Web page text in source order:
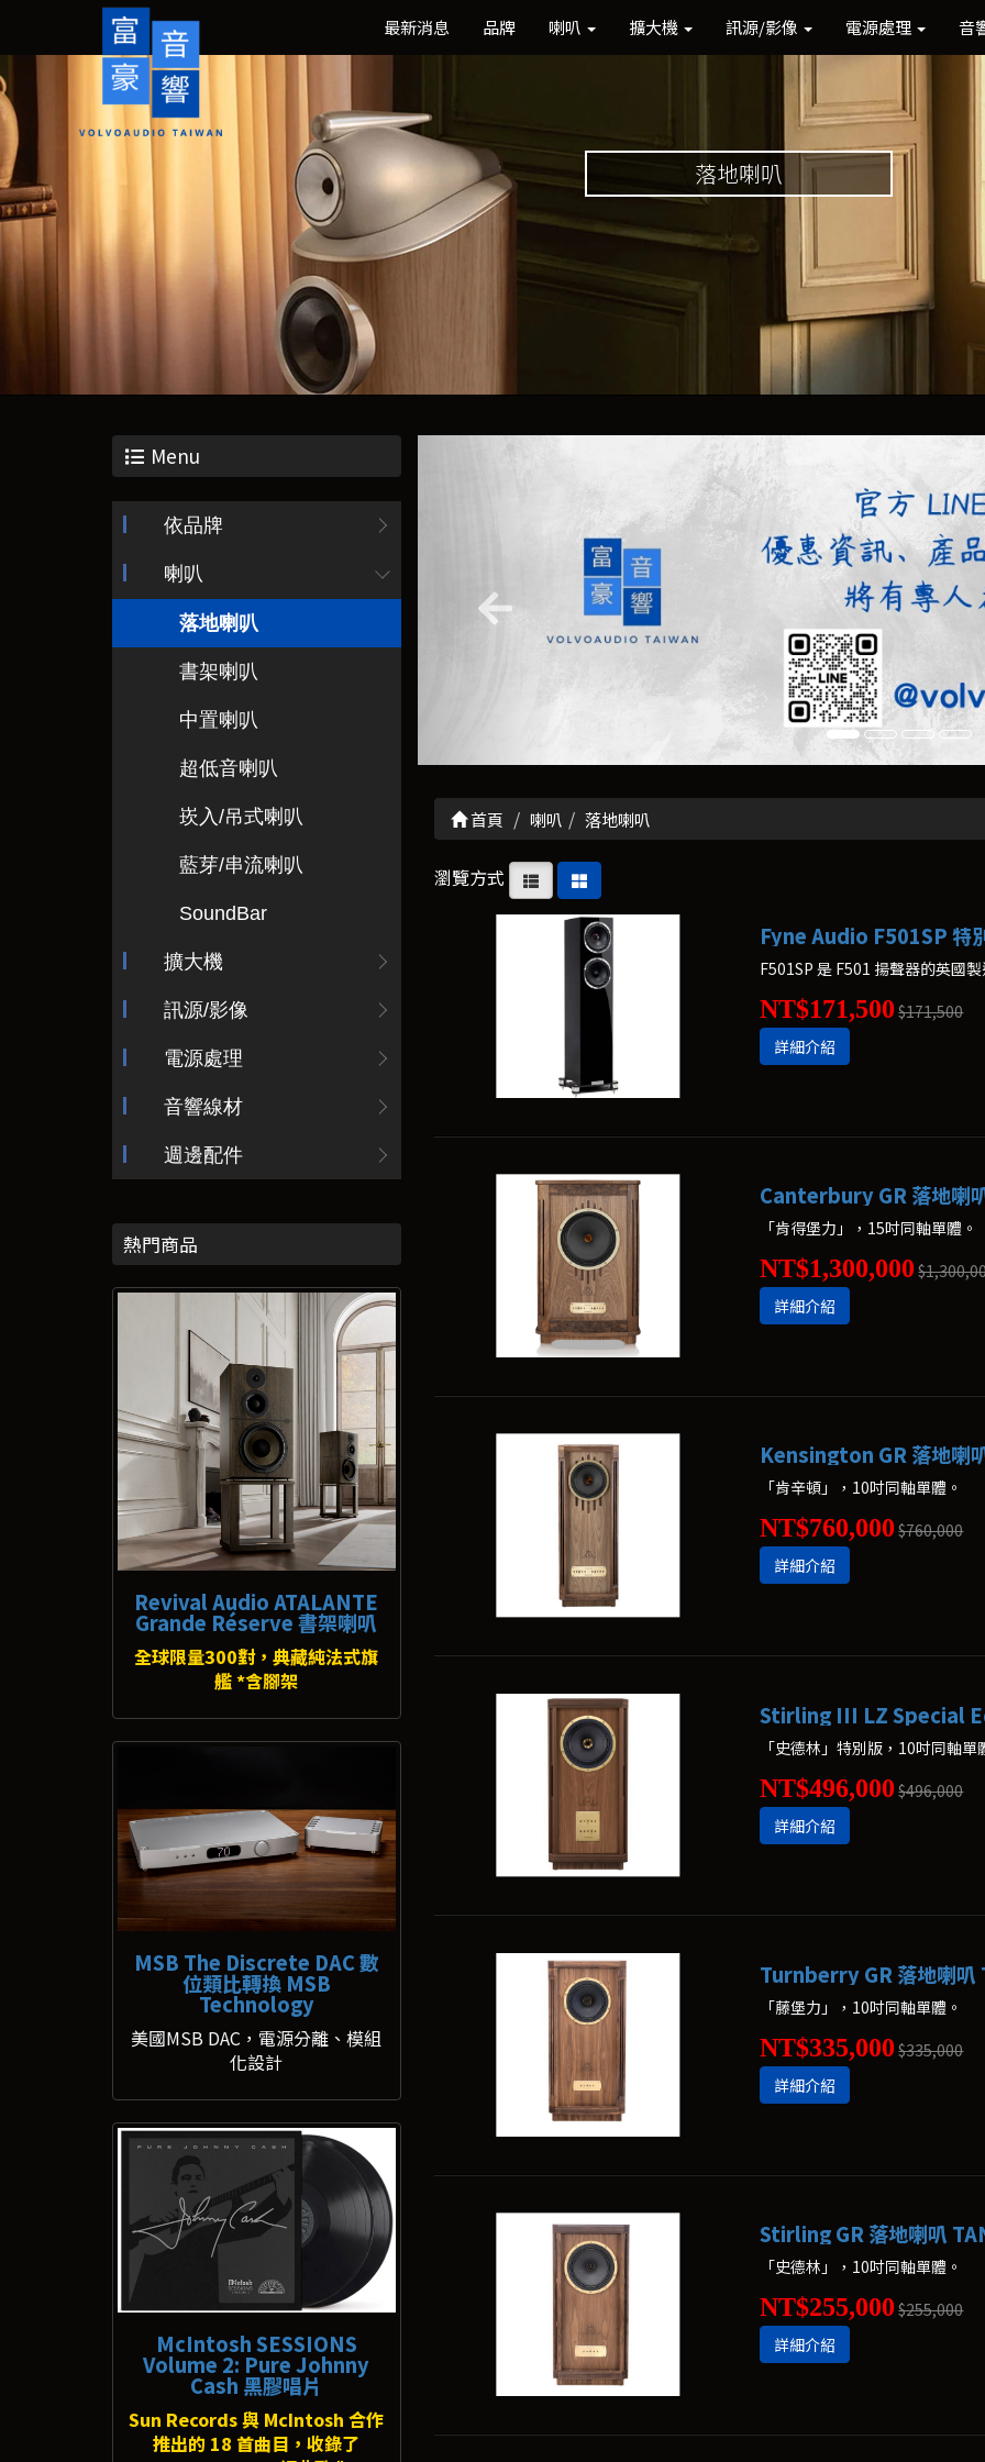
最新消息 品牌 喇叭 擴大機 訊源/影像 電源處理 音
落地喇叭
Menu
依品牌
喇叭
落地喇叭
書架喇叭
中置喇叭
超低音喇叭
崁入/吊式喇叭
藍芽/串流喇叭
SoundBar
擴大機
訊源/影像
電源處理
音響線材
週邊配件
熱門商品
Revival Audio ATALANTE
Grande Réserve 書架喇叭
全球限量300對，典藏純法式旗
艦 *含腳架
MSB The Discrete DAC 數
位類比轉換 MSB
Technology
美國MSB DAC，電源分離、模組
化設計
McIntosh SESSIONS
Volume 2: Pure Johnny
Cash 黑膠唱片
Sun Records 與 McIntosh 合作
推出的 18 首曲目，收錄了
首頁 喇叭 落地喇叭
瀏覽方式
Fyne Audio F501SP 特
NT$171,500 $171,500
詳細介紹
Canterbury GR 落地喇
「肯得堡力」，15吋同軸單體。
NT$1,300,000
詳細介紹
Kensington GR 落地喇
「肯辛頓」，10吋同軸單體。
NT$760,000 $760,000
詳細介紹
Stirling III LZ Special
「史德林」特別版，10吋同軸單
NT$496,000 $496,000
詳細介紹
Turnberry GR 落地喇叭
「藤堡力」，10吋同軸單體。
NT$335,000 $335,000
詳細介紹
Stirling GR 落地喇叭
「史德林」，10吋同軸單體。
NT$255,000 $255,000
詳細介紹